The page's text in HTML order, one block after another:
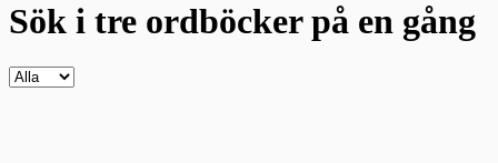
Sök i tre ordböckerpå en gång